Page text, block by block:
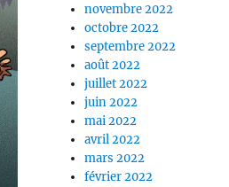
novembre 2022
octobre 2022
septembre 2022
août 2022
juillet 2022
juin 2022
mai 2022
avril 2022
mars 2022
février 2022